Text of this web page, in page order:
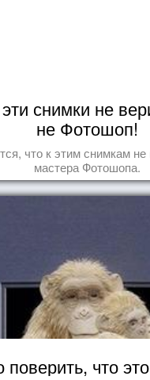
снимки не
не Фотошоп!
что к этим снимкам не
мастера Фотошопа.
что